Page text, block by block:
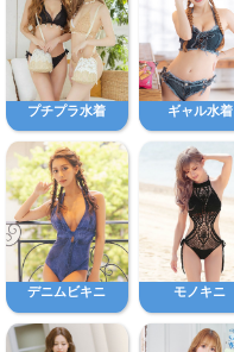
プチプラ水着 ギャル水着
デニムビキニ モノキニ